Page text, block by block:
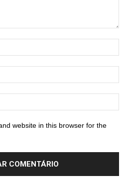
website in this browser for the